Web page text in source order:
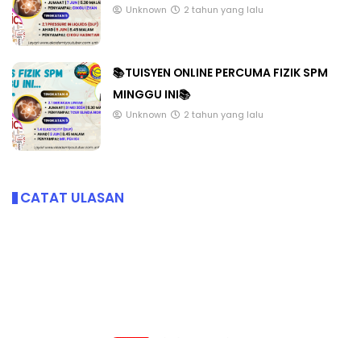
Unknown 2 tahun yang lalu
📚TUISYEN ONLINE PERCUMA FIZIK SPM
MINGGU INI📚
Unknown 2 tahun yang lalu
CATAT ULASAN